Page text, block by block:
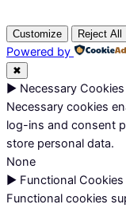
Customize Reject All
Powered by
✖
► Necessary Cookies
Necessary cookies
log-ins and consent
store personal data.
None
► Functional Cookies
Functional cookies